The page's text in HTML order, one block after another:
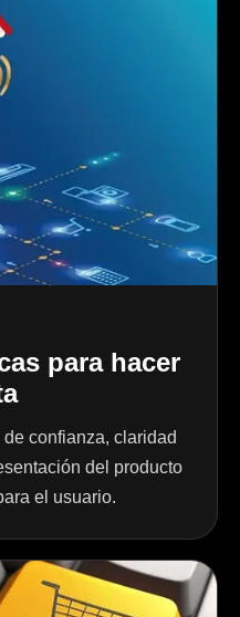
para hacer
confianza, claridad
del producto
el usuario.